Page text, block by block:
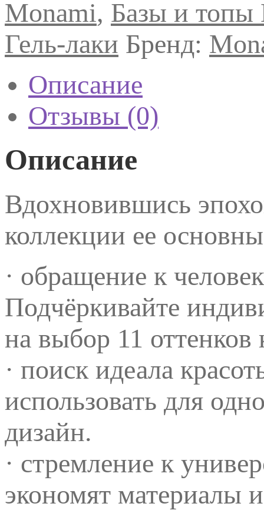
Emotion
8
Monami, Базы и топы
Гель-лаки Бренд:
Описание
Отзывы (0)
Описание
Вдохновившись
коллекции ее
· обращение к
Подчёркивайте
на выбор 11 оттенков
· поиск идеала
использовать для
дизайн.
· стремление к
экономят материалы